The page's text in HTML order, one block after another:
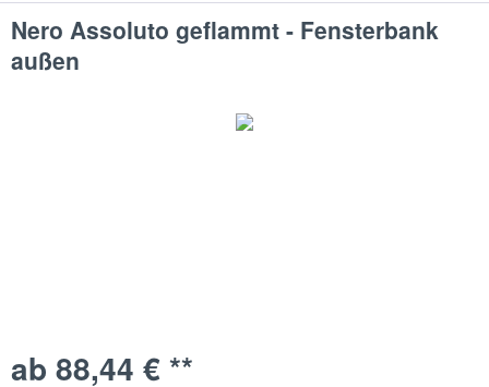
Nero Assoluto geflammt - Fensterbank
außen
ab 88,44 € **